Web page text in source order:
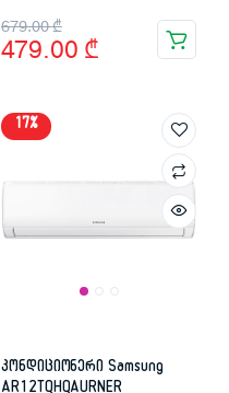
679.00₾
Original
price
679.00 ₾.
479.00 ₾
Current
price
479.00 ₾.
17%
კონდიციონერი Samsung